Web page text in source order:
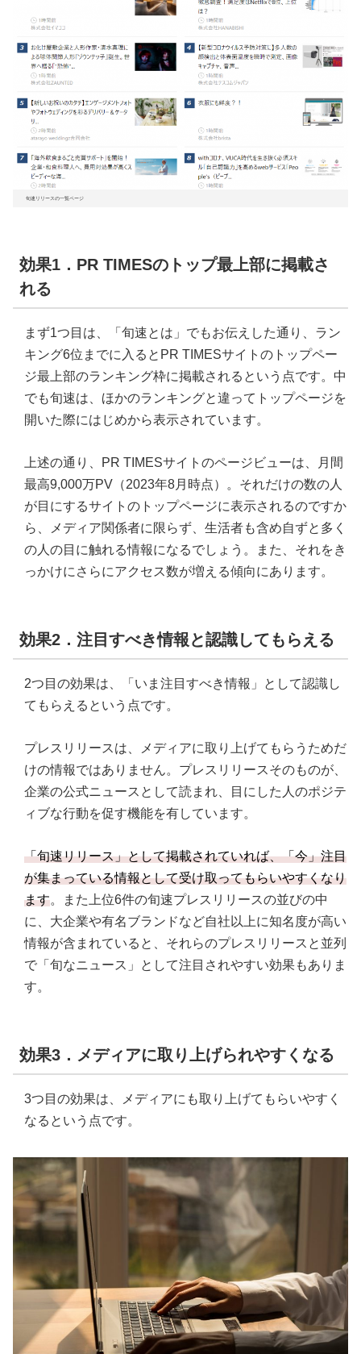
旬速リリースの一覧ページ
効果1．PR TIMESのトップ最上部に掲載さ
れる
まず1つ目は、「旬速とは」でもお伝えした通り、ラン
キング6位までに入るとPR TIMESサイトのトップペー
ジ最上部のランキング枠に掲載されるという点です。中
でも旬速は、ほかのランキングと違ってトップページを
開いた際にはじめから表示されています。
上述の通り、PR TIMESサイトのページビューは、月間
最高9,000万PV（2023年8月時点）。それだけの数の人
が目にするサイトのトップページに表示されるのですか
ら、メディア関係者に限らず、生活者も含め自ずと多く
の人の目に触れる情報になるでしょう。また、それをき
っかけにさらにアクセス数が増える傾向にあります。
効果2．注目すべき情報と認識してもらえる
2つ目の効果は、「いま注目すべき情報」として認識し
てもらえるという点です。
プレスリリースは、メディアに取り上げてもらうためだ
けの情報ではありません。プレスリリースそのものが、
企業の公式ニュースとして読まれ、目にした人のポジテ
ィブな行動を促す機能を有しています。
「旬速リリース」として掲載されていれば、「今」注目
が集まっている情報として受け取ってもらいやすくなり
ます。また上位6件の旬速プレスリリースの並びの中
に、大企業や有名ブランドなど自社以上に知名度が高い
情報が含まれていると、それらのプレスリリースと並列
で「旬なニュース」として注目されやすい効果もありま
す。
効果3．メディアに取り上げられやすくなる
3つ目の効果は、メディアにも取り上げてもらいやすく
なるという点です。